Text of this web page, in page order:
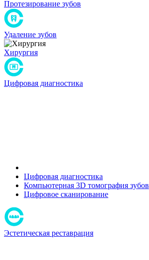
Протезирование зубов
Удаление зубов
Хирургия
Цифровая диагностика
Цифровая диагностика
Компьютерная 3D томография зубов
Цифровое сканирование
Эстетическая реставрация